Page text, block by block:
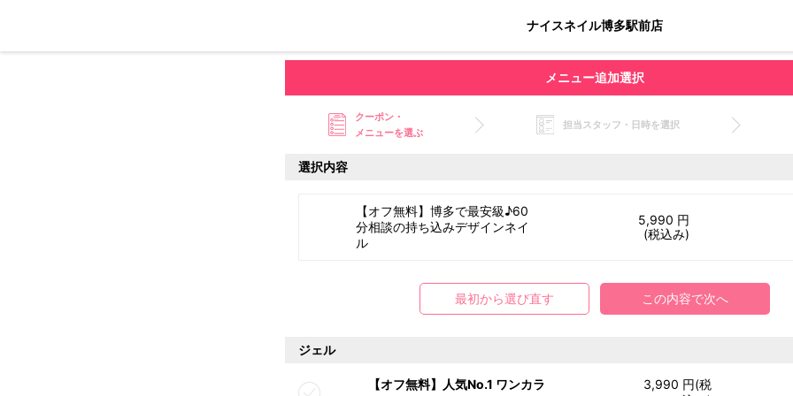
ナイスネイル博多駅前店
メニュー追加選択
クーポン・
メニューを選ぶ
担当スタッフ・日時を選択
選択内容
【オフ無料】博多で最安級♪60
分相談の持ち込みデザインネイ
ル
5,990 円
(税込み)
最初から選び直す この内容で次へ
ジェル
【オフ無料】人気No.1 ワンカラ
3,990 円(税